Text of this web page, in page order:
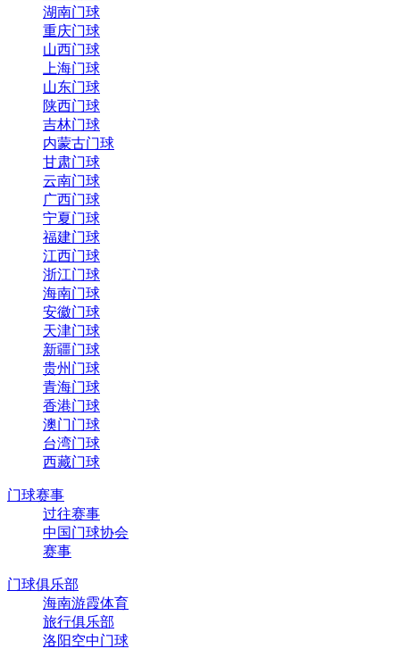
湖南门球
重庆门球
山西门球
上海门球
山东门球
陕西门球
吉林门球
内蒙古门球
甘肃门球
云南门球
广西门球
宁夏门球
福建门球
江西门球
浙江门球
海南门球
安徽门球
天津门球
新疆门球
贵州门球
青海门球
香港门球
澳门门球
台湾门球
西藏门球
门球赛事
过往赛事
中国门球协会
赛事
门球俱乐部
海南游霞体育
旅行俱乐部
洛阳空中门球